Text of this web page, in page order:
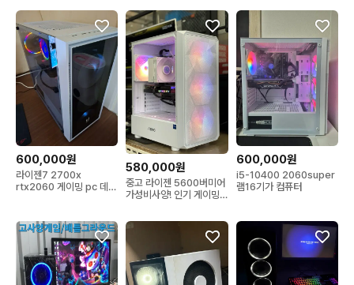
600,000원
라이젠7 2700x
rtx2060 게이밍 pc 데스
580,000원
중고 라이젠 5600버미어
가성비사양! 인기 게이밍
600,000원
i5-10400 2060super
램16기가 컴퓨터